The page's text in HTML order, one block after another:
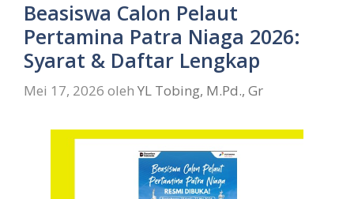
Beasiswa Calon Pelaut
Pertamina Patra Niaga 2026:
Syarat & Daftar Lengkap
Mei 17, 2026 oleh YL Tobing, M.Pd., Gr